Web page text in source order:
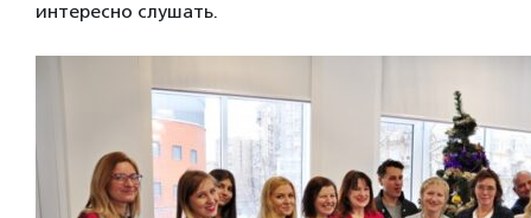
интересно слушать.